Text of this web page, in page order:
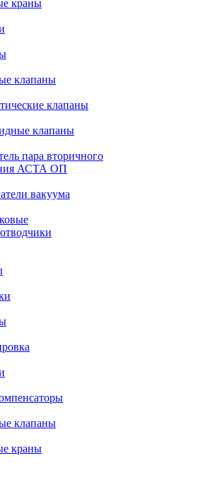
краны
клапаны
клапаны
клапаны
пара вторичного
АСТА ОП
вакуума
клапаны
краны